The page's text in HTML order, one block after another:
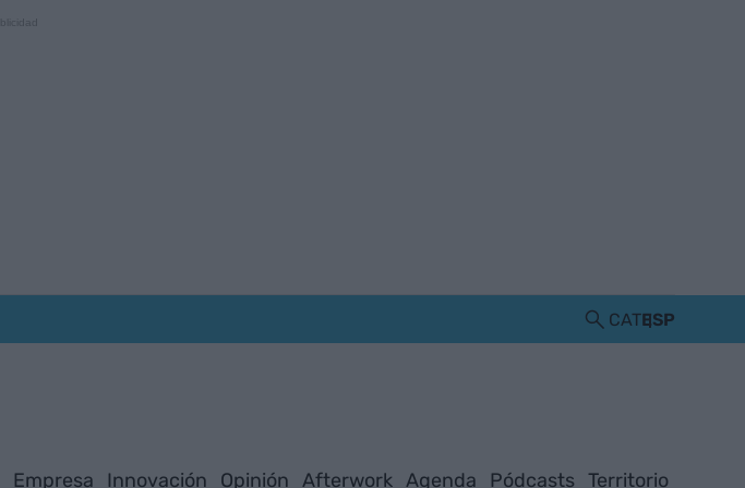
CATESP
Empresa Innovación Opinión Afterwork Agenda Pódcasts Territorio